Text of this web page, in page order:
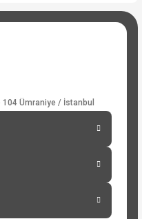
Ümraniye / İstanbul